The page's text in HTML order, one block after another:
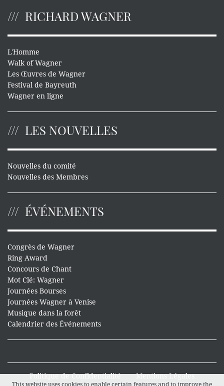
RICHARD WAGNER
L'Homme
Walk of Wagner
Les Œuvres de Wagner
Festival de Bayreuth
Wagner en ligne
LES NOUVELLES
Nouvelles du comité
Nouvelles des Membres
ÉVÉNEMENTS
Congrès de Wagner
Ring Award
Concours de Chant
Mot Clé: Wagner
Journées Bourses
Journées Wagner à Venise
Musique dans la forêt
Calendrier des Événements
Politique de Confidentialité Mentions Légales
This website uses cookies to enable certain features and to improve the